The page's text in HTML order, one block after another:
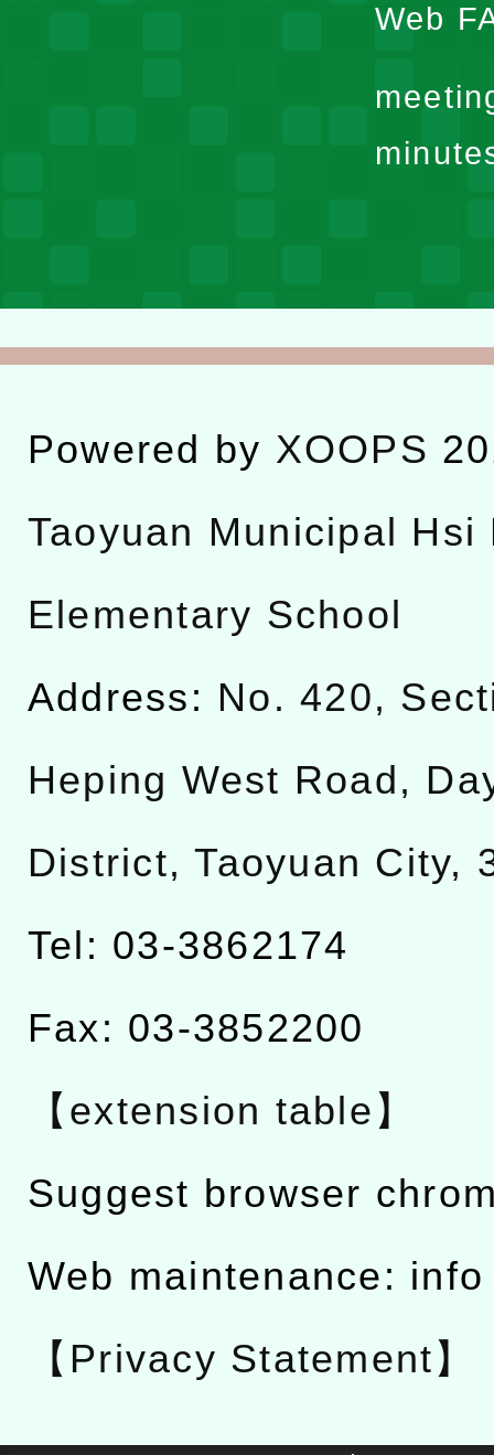
Web
Powered by XOOPS
Taoyuan Municipal Hsi
Elementary School
Address: No. 420,
Heping West Road,
District, Taoyuan City,
Tel: 03-3862174
Fax: 03-3852200
【extension table】
Suggest browser
Web maintenance:
【Privacy Statement】